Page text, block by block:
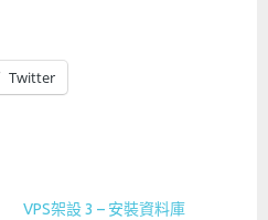
Twitter
VPS架設 3 – 安裝資料庫